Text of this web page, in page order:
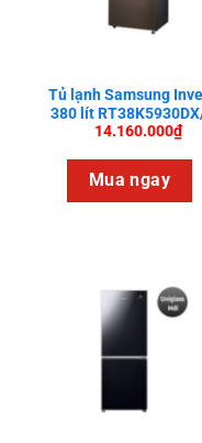
Tủ lạnh Samsung
380 lít
14.160.000₫
Mua ngay